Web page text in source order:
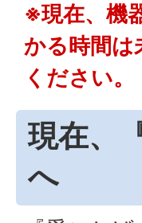
※現在、機
かる時間は
ください。
現在、
へ